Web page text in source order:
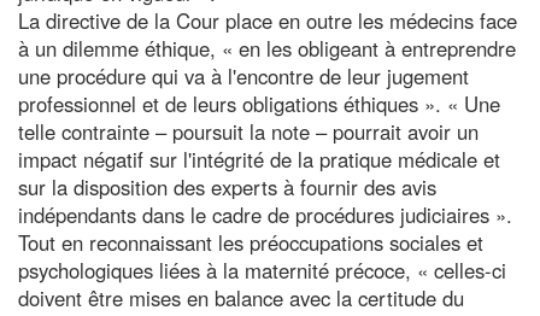
La directive de la Cour place en outre les médecins face
à un dilemme éthique, « en les obligeant à entreprendre
une procédure qui va à l'encontre de leur jugement
professionnel et de leurs obligations éthiques ». « Une
telle contrainte – poursuit la note – pourrait avoir un
impact négatif sur l'intégrité de la pratique médicale et
sur la disposition des experts à fournir des avis
indépendants dans le cadre de procédures judiciaires ».
Tout en reconnaissant les préoccupations sociales et
psychologiques liées à la maternité précoce, « celles-ci
doivent être mises en balance avec la certitude du